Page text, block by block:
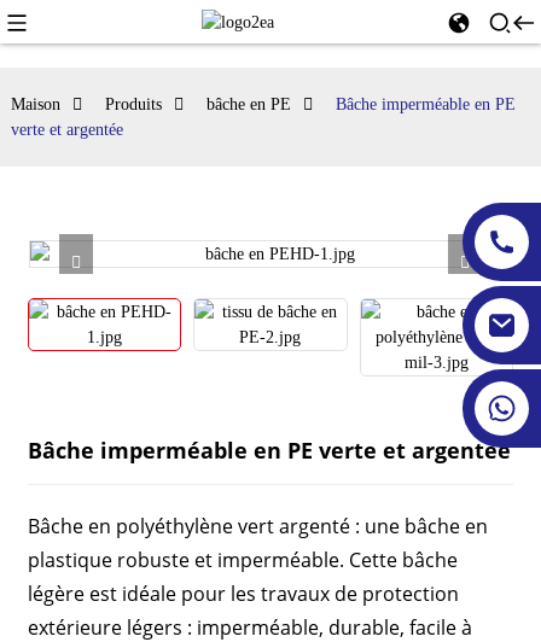
Maison Produits bâche en PE
Bâche imperméable en PE
verte et argentée
Bâche imperméable en PE verte et argentée
Bâche en polyéthylène vert argenté : une bâche en
plastique robuste et imperméable. Cette bâche
légère est idéale pour les travaux de protection
extérieure légers : imperméable, durable, facile à